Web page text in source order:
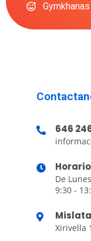
Gymkhanas
646
Horario
De
9:30 -
Mislata
Xirivella